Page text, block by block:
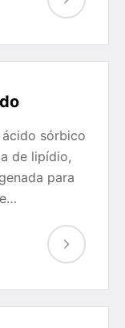
sórbico
de lipídio,
para